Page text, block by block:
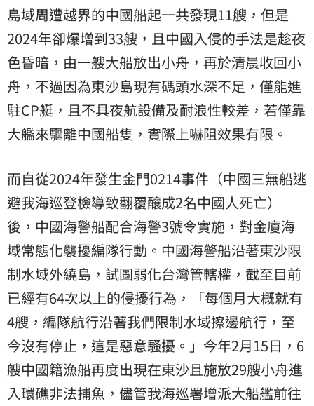
島域周遭越界的中國船起一共發現11艘，但是
2024年卻爆增到33艘，且中國入侵的手法是趁夜
色昏暗，由一艘大船放出小舟，再於清晨收回小
舟，不過因為東沙島現有碼頭水深不足，僅能進
駐CP艇，且不具夜航設備及耐浪性較差，若僅靠
大艦來驅離中國船隻，實際上嚇阻效果有限。
而自從2024年發生金門0214事件（中國三無船逃
避我海巡登檢導致翻覆釀成2名中國人死亡）
後，中國海警船配合海警3號令實施，對金廈海
域常態化襲擾編隊行動。中國海警船沿著東沙限
制水域外繞島，試圖弱化台灣管轄權，截至目前
已經有64次以上的侵擾行為，「每個月大概就有
4艘，編隊航行沿著我們限制水域擦邊航行，至
今沒有停止，這是惡意騷擾。」今年2月15日，6
艘中國籍漁船再度出現在東沙且施放29艘小舟進
入環礁非法捕魚，儘管我海巡署增派大船艦前往